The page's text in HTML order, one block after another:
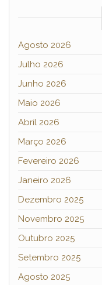
Agosto 2026
Julho 2026
Junho 2026
Maio 2026
Abril 2026
Março 2026
Fevereiro 2026
Janeiro 2026
Dezembro 2025
Novembro 2025
Outubro 2025
Setembro 2025
Agosto 2025